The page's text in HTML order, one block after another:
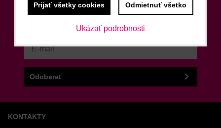
VÁŠ E-MAIL
Odoberať naše novinky
Chcem sa prihlásiť k odberu noviniek e-mailom
Odoberať
KONTAKTY
Ukázať podrobnosti
Prijať všetky cookies Odmietnuť všetko